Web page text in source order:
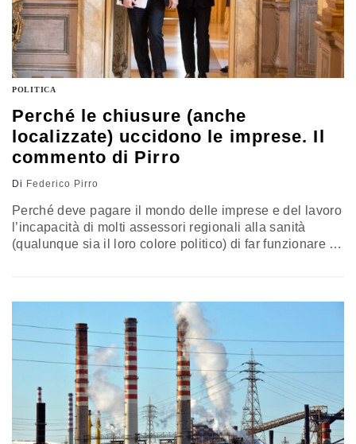
POLITICA
Perché le chiusure (anche
localizzate) uccidono le imprese. Il
commento di Pirro
Di Federico Pirro
Perché deve pagare il mondo delle imprese e del lavoro
l’incapacità di molti assessori regionali alla sanità
(qualunque sia il loro colore politico) di far funzionare al
Pirro, Università di Bari